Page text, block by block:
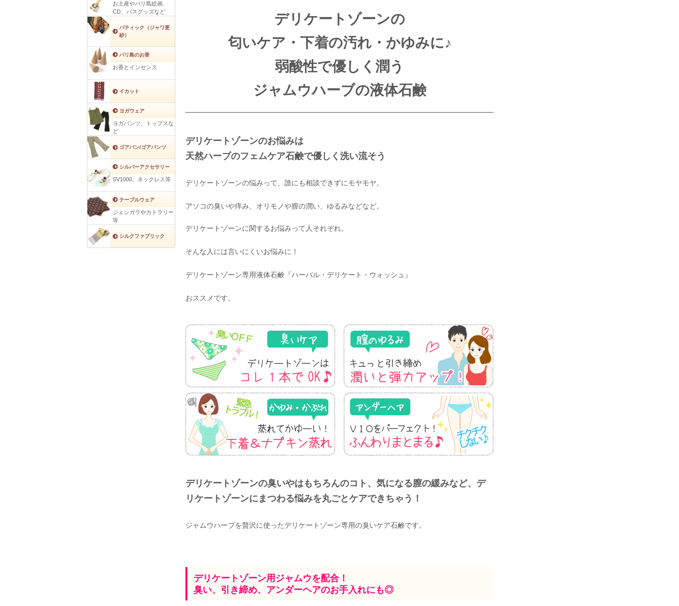
デリケートゾーンの
匂いケア・下着の汚れ・かゆみに♪
弱酸性で優しく潤う
ジャムウハーブの液体石鹸
デリケートゾーンのお悩みは
天然ハーブのフェムケア石鹸で優しく洗い流そう
デリケートゾーンの悩みって、誰にも相談できずにモヤモヤ。
アソコの臭いや痒み、オリモノや膣の潤い、ゆるみなどなど。
デリケートゾーンに関するお悩みって人それぞれ。
そんな人には言いにくいお悩みに！
デリケートゾーン専用液体石鹸『ハーバル・デリケート・ウォッシュ』
おススメです。
デリケートゾーンの臭いやはもちろんのコト、気になる膣の緩みなど、デ
リケートゾーンにまつわる悩みを丸ごとケアできちゃう！
ジャムウハーブを贅沢に使ったデリケートゾーン専用の臭いケア石鹸です。
デリケートゾーン用ジャムウを配合！
臭い、引き締め、アンダーヘアのお手入れにも◎
お土産やバリ島絵画、
CD、バスグッズなど
バティック（ジャワ更
紗）
バリ島のお香
お香とインセンス
イカット
ヨガウェア
ヨガパンツ、トップスな
ど
ゴアパン/ゴアパンツ
シルバーアクセサリー
SV1000、ネックレス等
テーブルウェア
ジェンガラやカトラリー
等
シルクファブリック